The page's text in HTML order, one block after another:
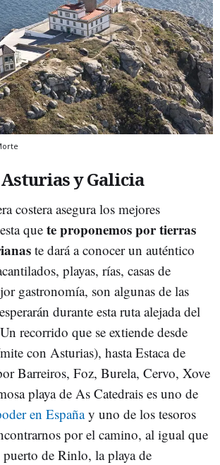
y Galicia
costera asegura los mejores
quete proponemos por tierras
te dará a conocer un auténtico
playas, rías, casas de
gastronomía, son algunas de las
durante esta ruta alejada del
recorrido que se extiende desde
con Asturias), hasta Estaca de
Barreiros, Foz, Burela, Cervo, Xove
playa de As Catedrais es uno de
en Españay uno de los tesoros
por el camino, al igual que
puerto de Rinlo, la playa de